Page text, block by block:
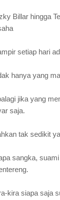
Billar hingga
setiap hari
hanya yang
jika yang
saja.
tak sedikit
sangka,
kira siapa saja